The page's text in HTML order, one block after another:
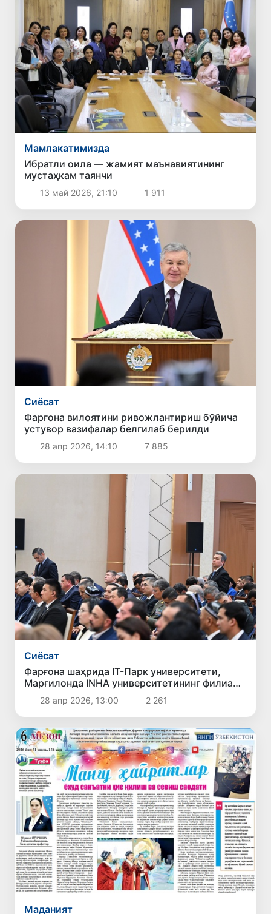
Мамлакатимизда
Ибратли оила — жамият маънавиятининг
мустаҳкам таянчи
13 май 2026, 21:10 1 911
Сиёсат
Фарғона вилоятини ривожлантириш бўйича
устувор вазифалар белгилаб берилди
28 апр 2026, 14:10 7 885
Сиёсат
Фарғона шаҳрида IT-Парк университети,
Марғилонда INHA университетининг филиали
очилади
28 апр 2026, 13:00 2 261
Маданият